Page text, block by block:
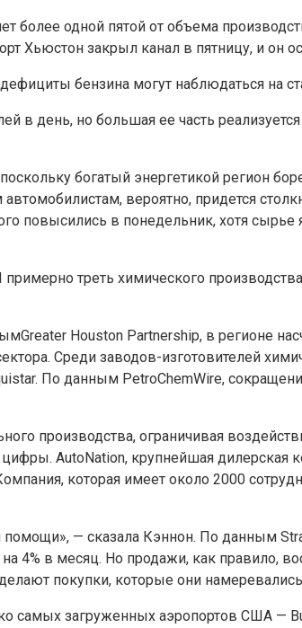
более одной пятой от объема
Хьюстон закрыл канал в пятницу, и он
бензина могут наблюдаться на
день, но большая ее часть реализуется
богатый энергетикой регион
вероятно, придется
повысились в понедельник, хотя
треть химического
Houston Partnership, в регионе
Среди заводов-изготовителей
По данным PetroChemWire,
производства, ограничивая
AutoNation, крупнейшая дилерская
которая имеет около 2000
— сказала Кэннон. По данным
в месяц. Но продажи, как правило,
покупки, которые они
загруженных аэропортов США —